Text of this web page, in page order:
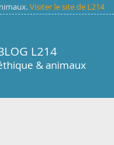
Visiter le site de L214
L214
& animaux